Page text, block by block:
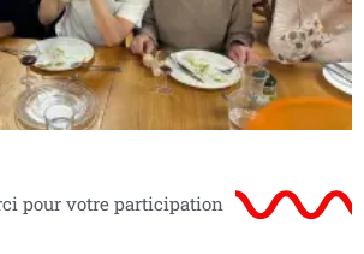
pour votre participation